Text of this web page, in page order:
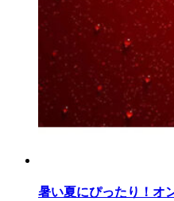
暑い夏にぴったり！オ